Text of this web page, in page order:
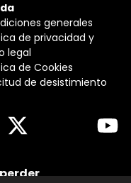
generales
de privacidad y
legal
de Cookies
de desistimiento